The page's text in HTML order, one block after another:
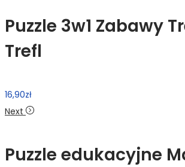
Puzzle 3w1 Zabawy
Trefl
16,90zł
Next
Puzzle edukacyjne